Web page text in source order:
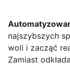
najszybszych
woli i zacząć
Zamiast